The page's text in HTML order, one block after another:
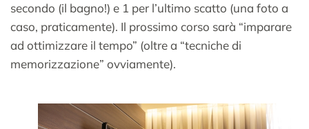
secondo (il bagno!) e 1 per l’ultimo scatto (una foto a
caso, praticamente). Il prossimo corso sarà “imparare
ad ottimizzare il tempo” (oltre a “tecniche di
memorizzazione” ovviamente).